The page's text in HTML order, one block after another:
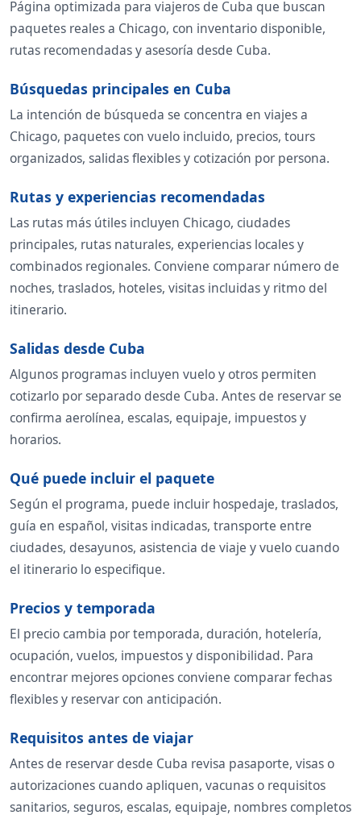
Página optimizada para viajeros de Cuba que buscan
paquetes reales a Chicago, con inventario disponible,
rutas recomendadas y asesoría desde Cuba.
Búsquedas principales en Cuba
La intención de búsqueda se concentra en viajes a
Chicago, paquetes con vuelo incluido, precios, tours
organizados, salidas flexibles y cotización por persona.
Rutas y experiencias recomendadas
Las rutas más útiles incluyen Chicago, ciudades
principales, rutas naturales, experiencias locales y
combinados regionales. Conviene comparar número de
noches, traslados, hoteles, visitas incluidas y ritmo del
itinerario.
Salidas desde Cuba
Algunos programas incluyen vuelo y otros permiten
cotizarlo por separado desde Cuba. Antes de reservar se
confirma aerolínea, escalas, equipaje, impuestos y
horarios.
Qué puede incluir el paquete
Según el programa, puede incluir hospedaje, traslados,
guía en español, visitas indicadas, transporte entre
ciudades, desayunos, asistencia de viaje y vuelo cuando
el itinerario lo especifique.
Precios y temporada
El precio cambia por temporada, duración, hotelería,
ocupación, vuelos, impuestos y disponibilidad. Para
encontrar mejores opciones conviene comparar fechas
flexibles y reservar con anticipación.
Requisitos antes de viajar
Antes de reservar desde Cuba revisa pasaporte, visas o
autorizaciones cuando apliquen, vacunas o requisitos
sanitarios, seguros, escalas, equipaje, nombres completos